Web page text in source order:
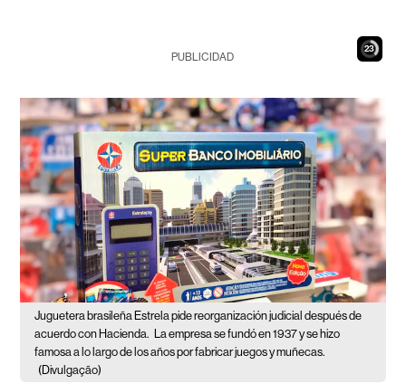
22
PUBLICIDAD
Juguetera brasileña Estrela pide reorganización judicial después de
acuerdo con Hacienda. La empresa se fundó en 1937 y se hizo
famosa a lo largo de los años por fabricar juegos y muñecas.
(Divulgação)